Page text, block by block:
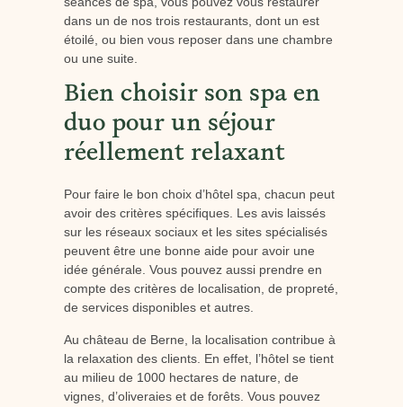
dans un de nos trois restaurants, dont un est
étoilé, ou bien vous reposer dans une chambre
ou une suite.
Bien choisir son spa en
duo pour un séjour
réellement relaxant
Pour faire le bon choix d’hôtel spa, chacun peut
avoir des critères spécifiques. Les avis laissés
sur les réseaux sociaux et les sites spécialisés
peuvent être une bonne aide pour avoir une
idée générale. Vous pouvez aussi prendre en
compte des critères de localisation, de propreté,
de services disponibles et autres.
Au château de Berne, la localisation contribue à
la relaxation des clients. En effet, l’hôtel se tient
au milieu de 1000 hectares de nature, de
vignes, d’oliveraies et de forêts. Vous pouvez